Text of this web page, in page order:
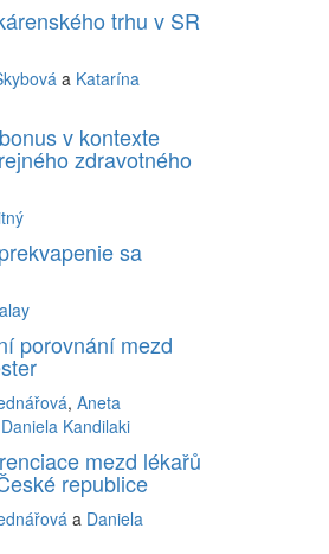
trhu v SR
a Katarína
v kontexte
zdravotného
sa
porovnání mezd
,Aneta
Daniela Kandilaki
mezd lékařů
republice
a Daniela